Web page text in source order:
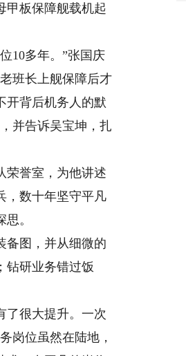
甲板保障舰载机起
10多年。”张国庆
班长上舰保障后才
开背后机务人的默
并告诉吴宝坤，扎
誉室，为他讲述
，数十年坚守平凡
。
图，并从细微的
钻研业务错过饭
很大提升。一次
岗位虽然在陆地，